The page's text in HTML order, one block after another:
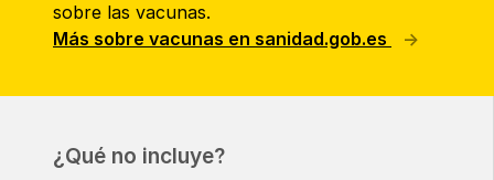
sobre las vacunas.
Más sobre vacunas en sanidad.gob.es
¿Qué no incluye?